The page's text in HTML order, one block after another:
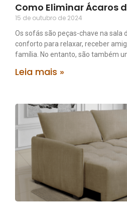
Como Eliminar Ácaros
15 de outubro de 2024
Os sofás são peças-chave na sala
conforto para relaxar, receber
família. No entanto, são também
Leia mais »